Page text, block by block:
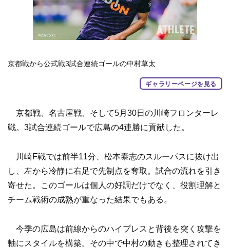
京都戦から公式戦3試合連続ゴールの中村草太
ギャラリーページを見る
京都戦、名古屋戦、そして5月30日の川崎フロンターレ
戦。3試合連続ゴールで広島の4連勝に貢献した。
川崎F戦では前半11分、松本泰志のスルーパスに抜け出
し、左から冷静に右足で先制点を奪取。試合の流れを引き
寄せた。このゴールは個人の好調だけでなく、役割理解と
チーム戦術の成熟が重なった結果でもある。
今季の広島は前線からのハイプレスと背後を突く攻撃を
軸にスタイルを構築。その中で中村の動きも整理されてき